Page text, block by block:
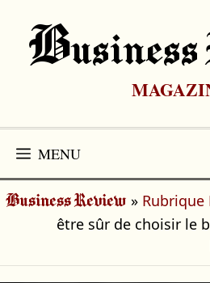
contenu
B
MENU
Business Review » Rubrique
être sûr de choisir le